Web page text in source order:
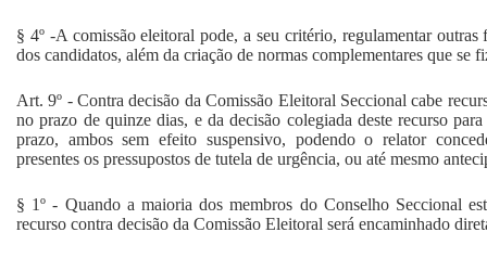
§ 4º -A comissão eleitoral pode, a seu critério, regulamentar
dos candidatos, além da criação de normas complementares que se
Art. 9º - Contra decisão da Comissão Eleitoral Seccional cabe
no prazo de quinze dias, e da decisão colegiada deste recurso
prazo, ambos sem efeito suspensivo, podendo o relator
presentes os pressupostos de tutela de urgência, ou até mesmo
§ 1º - Quando a maioria dos membros do Conselho Seccional
recurso contra decisão da Comissão Eleitoral será encaminhado